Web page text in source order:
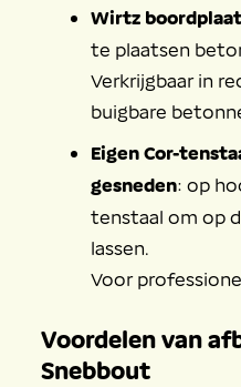
Wirtz boordplaat
te plaatsen
Verkrijgbaar in
buigbare
Eigen Cor-
gesneden: op
tenstaal om op
lassen.
Voor
Voordelen van
Snebbout